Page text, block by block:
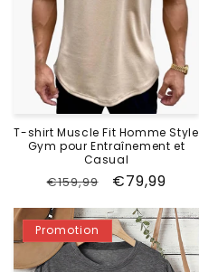
T-shirt Muscle Fit Homme Style
Gym pour Entraînement et
Casual
Prix
€159,99
Prix
€79,99
Promotion